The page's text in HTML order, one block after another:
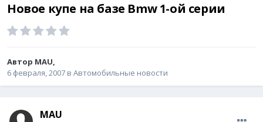
Новое купе на базе Bmw 1-ой серии
Автор MAU,
6 февраля, 2007 в Автомобильные новости
MAU